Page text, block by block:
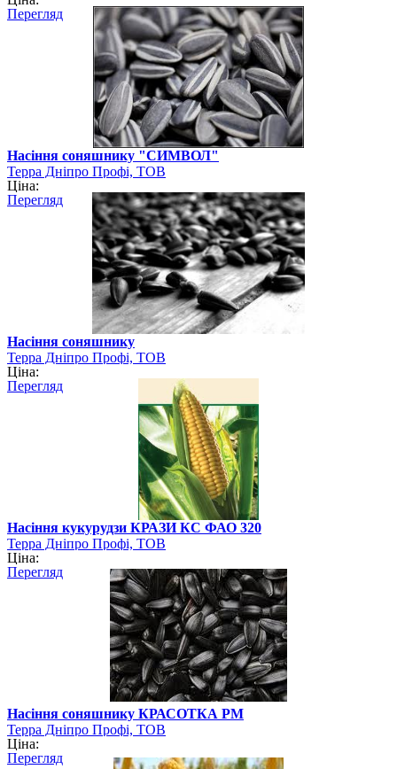
Перегляд
Насіння соняшнику "СИМВОЛ"
Терра Дніпро Профі, ТОВ
Ціна:
Перегляд
Насіння соняшнику
Терра Дніпро Профі, ТОВ
Ціна:
Перегляд
Насіння кукурудзи КРАЗИ КС ФАО 320
Терра Дніпро Профі, ТОВ
Ціна:
Перегляд
Насіння соняшнику КРАСОТКА РМ
Терра Дніпро Профі, ТОВ
Ціна:
Перегляд